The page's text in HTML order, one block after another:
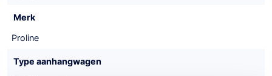
Merk
Proline
Type aanhangwagen